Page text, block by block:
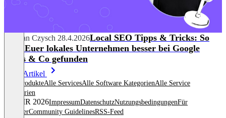
Stephan Czysch 28.4.2026Local SEO Tipps & Tricks: So
wird Euer lokales Unternehmen besser bei Google
Maps & Co gefunden
Mehr Artikel
Alle ProdukteAlle ServicesAlle Software KategorienAlle Service
Kategorien
© OMR 2026ImpressumDatenschutzNutzungsbedingungenFür
AnbieterCommunity GuidelinesRSS-Feed